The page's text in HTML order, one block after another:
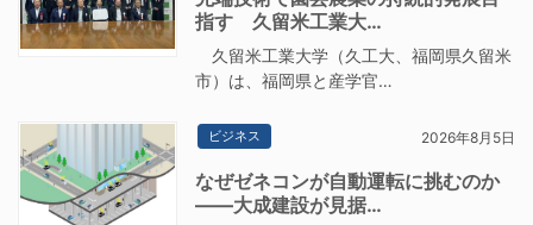
指す 久留米工業大…
久留米工業大学（久工大、福岡県久留米
市）は、福岡県と産学官…
ビジネス 2026年8月5日
なぜゼネコンが自動運転に挑むのか
――大成建設が見据…